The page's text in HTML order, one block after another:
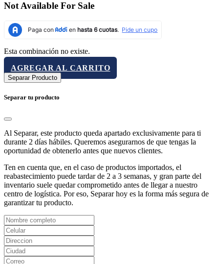
Not Available For Sale
Esta combinación no existe.
AGREGAR AL CARRITO
Separar Producto
Separar tu producto
Al Separar, este producto queda apartado exclusivamente para ti
durante 2 días hábiles. Queremos asegurarnos de que tengas la
oportunidad de obtenerlo antes que nuevos clientes.
Ten en cuenta que, en el caso de productos importados, el
reabastecimiento puede tardar de 2 a 3 semanas, y gran parte del
inventario suele quedar comprometido antes de llegar a nuestro
centro de logística. Por eso, Separar hoy es la forma más segura de
garantizar tu producto.